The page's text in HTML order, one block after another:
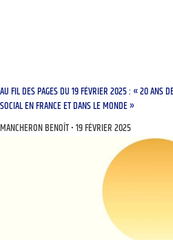
AU FIL DES PAGES DU 19 FÉVRIER 2025 : « 20 ANS
SOCIAL EN FRANCE ET DANS LE MONDE »
MANCHERON BENOÎT 19 FÉVRIER 2025